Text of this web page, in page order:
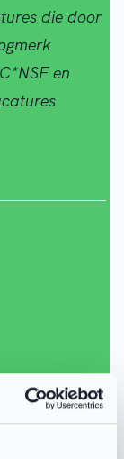
die door
en